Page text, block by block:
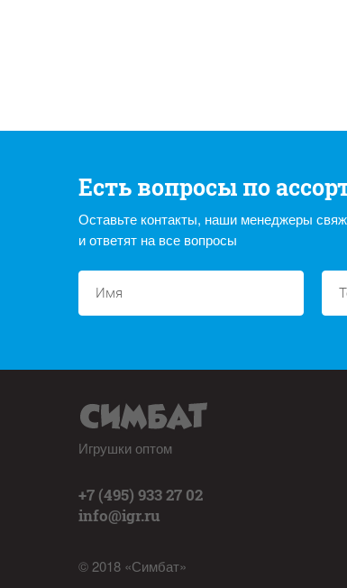
Есть вопросы по
Оставьте контакты, наши менеджеры
и ответят на все вопросы
Игрушки оптом
+7 (495) 933 27 02
info@igr.ru
© 2018 «Симбат»